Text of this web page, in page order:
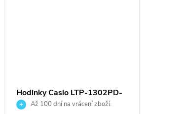
Hodinky Casio LTP-1302PD-
7A1VEG
Až 100 dní na vrácení zboží.